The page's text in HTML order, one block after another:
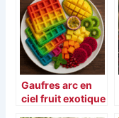
Gaufres arc en
ciel fruit exotique